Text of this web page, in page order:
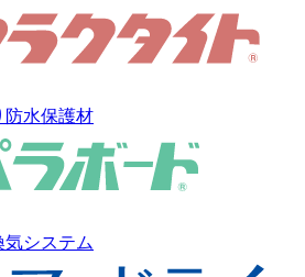
防水保護材
気システム